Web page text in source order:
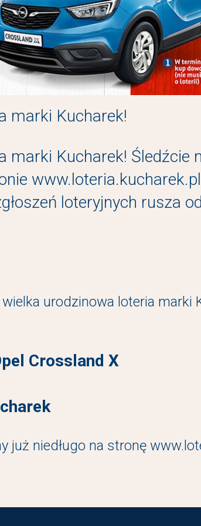
marki Kucharek!
marki Kucharek! Śledźcie
loteryjnych rusza
urodzinowa loteria marki
Crossland X
już niedługo na stronę